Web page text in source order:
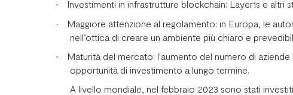
· Investimenti in infrastrutture blockchain: Layer1s e
·
Maggiore attenzione al regolamento: in Europa, le
nell’ottica di creare un ambiente più chiaro e
·
Maturità del mercato: l'aumento del numero di
opportunità di investimento a lungo termine.
A livello mondiale, nel febbraio 2023 sono stati